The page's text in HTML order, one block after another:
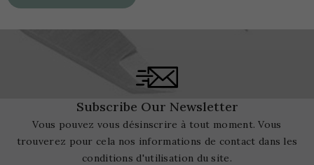
Subscribe Our Newsletter
Vous pouvez vous désinscrire à tout moment. Vous
trouverez pour cela nos informations de contact dans les
conditions d'utilisation du site.